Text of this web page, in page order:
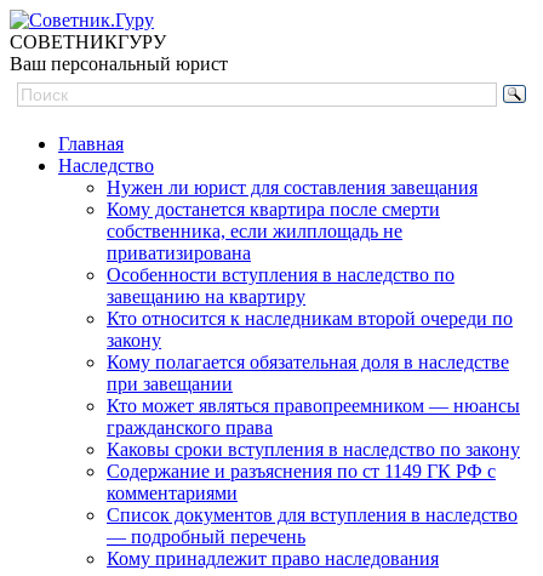
СОВЕТНИКГУРУ
Ваш персональный юрист
Главная
Наследство
Нужен ли юрист для составления завещания
Кому достанется квартира после смерти
собственника, если жилплощадь не
приватизирована
Особенности вступления в наследство по
завещанию на квартиру
Кто относится к наследникам второй очереди по
закону
Кому полагается обязательная доля в наследстве
при завещании
Кто может являться правопреемником — нюансы
гражданского права
Каковы сроки вступления в наследство по закону
Содержание и разъяснения по ст 1149 ГК РФ с
комментариями
Список документов для вступления в наследство
— подробный перечень
Кому принадлежит право наследования